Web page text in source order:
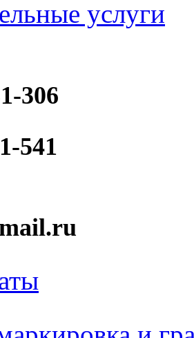
услуги
306
541